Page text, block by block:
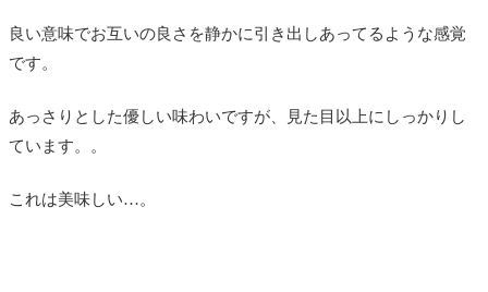
良い意味でお互いの良さを静かに引き出しあってるような感覚
です。
あっさりとした優しい味わいですが、見た目以上にしっかりし
ています。。
これは美味しい…。